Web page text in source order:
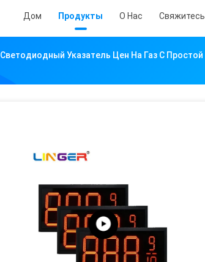
Дом Продукты О Нас
Светодиодный Указатель Цен На Газ С